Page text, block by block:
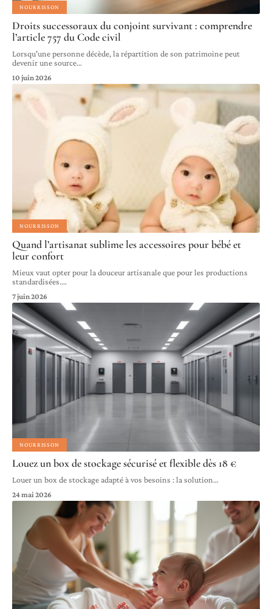
NOURRISSON
Droits successoraux du conjoint survivant : comprendre
l’article 757 du Code civil
Lorsqu'une personne décède, la répartition de son patrimoine peut
devenir une source…
10 juin 2026
NOURRISSON
Quand l’artisanat sublime les accessoires pour bébé et
leur confort
Mieux vaut opter pour la douceur artisanale que pour les productions
standardisées.…
7 juin 2026
NOURRISSON
Louez un box de stockage sécurisé et flexible dès 18 €
Louer un box de stockage adapté à vos besoins : la solution…
24 mai 2026